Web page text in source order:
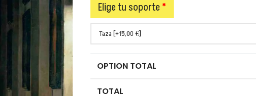
Elige tu soporte *
OPTION TOTAL
TOTAL